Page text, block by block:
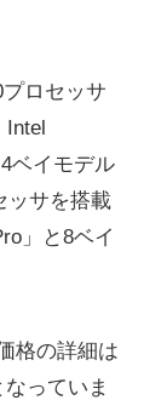
ロセッサ
Intel
ベイモデル
ッサを搭載
」と8ベイ
格の詳細は
っていま